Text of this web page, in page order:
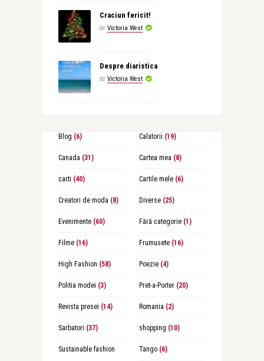
Craciun fericit!
de Victoria West
Despre diaristica
de Victoria West
Blog (6) Calatorii (19)
Canada (31) Cartea mea (8)
carti (40) Cartile mele(6)
Creatori de moda (8) Diverse(25)
Evenimente(60) Fără categorie(1)
Filme(16) Frumusete(16)
High Fashion (58) Poezie(4)
Politia modei (3) Pret-a-Porter(20)
Revista presei (14) Romania (2)
Sarbatori (37) shopping (10)
Sustainable fashion Tango(6)